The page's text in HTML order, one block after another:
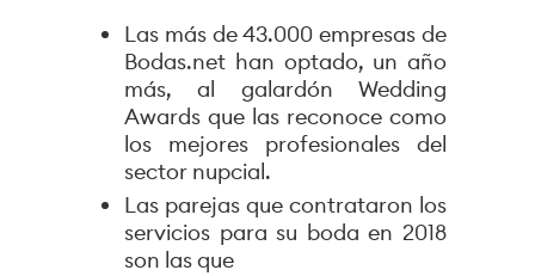
Las más de 43.000 empresas de
Bodas.net han optado, un año
más, al galardón Wedding
Awards que las reconoce como
los mejores profesionales del
sector nupcial.
Las parejas que contrataron los
servicios para su boda en 2018
son las que